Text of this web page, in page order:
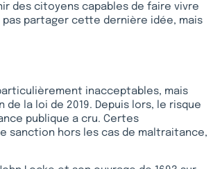
des citoyens capables de faire vivre
partager cette dernière idée, mais
inacceptables, mais
la loi de 2019. Depuis lors, le risque
publique a cru. Certes
sanction hors les cas de maltraitance,